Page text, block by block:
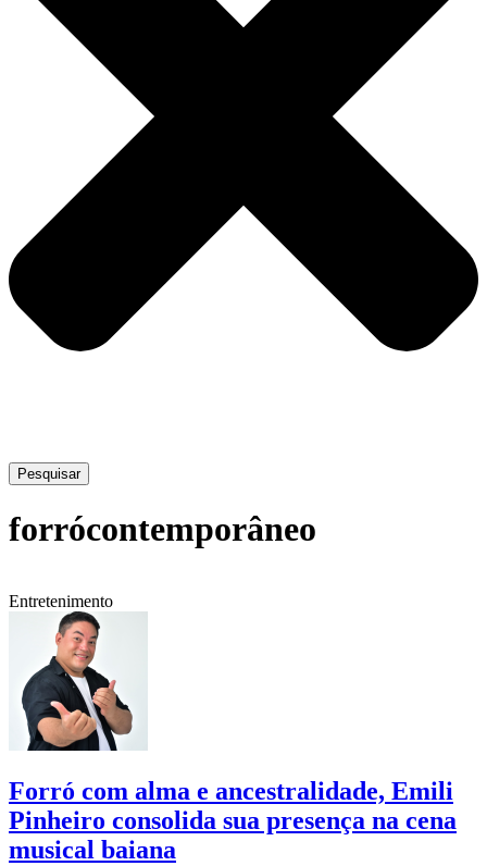
Pesquisar
forrócontemporâneo
Entretenimento
Forró com alma e ancestralidade, Emili
Pinheiro consolida sua presença na cena
musical baiana